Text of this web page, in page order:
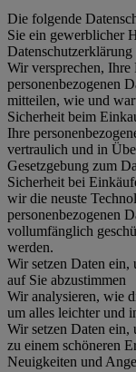
Die folgende
Sie ein gewerblicher
Datenschutzerklärung
Wir versprechen, Ihre
personenbezogenen
mitteilen, wie und
Sicherheit beim
Ihre
vertraulich und in
Gesetzgebung zum
Sicherheit bei
wir die neuste
personenbezogenen
vollumfänglich
werden.
Wir setzen Daten
auf Sie abzustimmen
Wir analysieren, wie
um alles leichter und
Wir setzen Daten
zu einem schöneren
Neuigkeiten und